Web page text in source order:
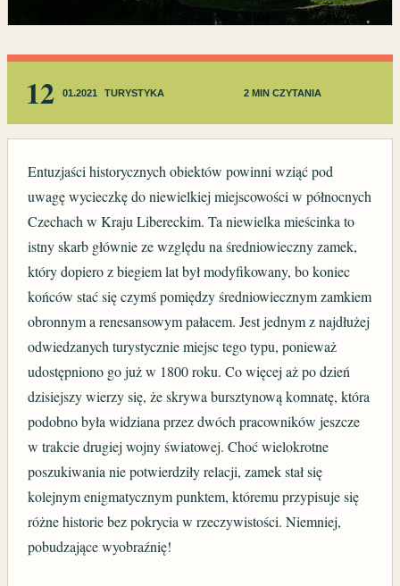
12 01.2021 TURYSTYKA 2 MIN CZYTANIA
Entuzjaści historycznych obiektów powinni wziąć pod
uwagę wycieczkę do niewielkiej miejscowości w północnych
Czechach w Kraju Libereckim. Ta niewielka mieścinka to
istny skarb głównie ze względu na średniowieczny zamek,
który dopiero z biegiem lat był modyfikowany, bo koniec
końców stać się czymś pomiędzy średniowiecznym zamkiem
obronnym a renesansowym pałacem. Jest jednym z najdłużej
odwiedzanych turystycznie miejsc tego typu, ponieważ
udostępniono go już w 1800 roku. Co więcej aż po dzień
dzisiejszy wierzy się, że skrywa bursztynową komnatę, która
podobno była widziana przez dwóch pracowników jeszcze
w trakcie drugiej wojny światowej. Choć wielokrotne
poszukiwania nie potwierdziły relacji, zamek stał się
kolejnym enigmatycznym punktem, któremu przypisuje się
różne historie bez pokrycia w rzeczywistości. Niemniej,
pobudzające wyobraźnię!